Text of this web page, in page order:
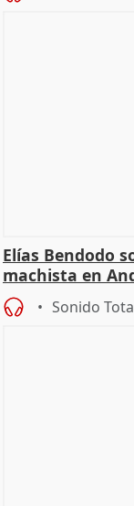
Elías Bendodo
machista en
Sonido